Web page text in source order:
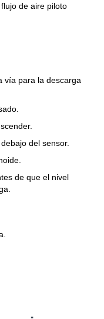
de aire piloto
vía para la descarga
del sensor.
de que el nivel